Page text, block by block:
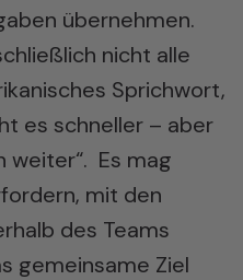
übernehmen.
nicht alle
Sprichwort,
es schneller – aber
weiter“. Es mag
mit den
des Teams
gemeinsame Ziel